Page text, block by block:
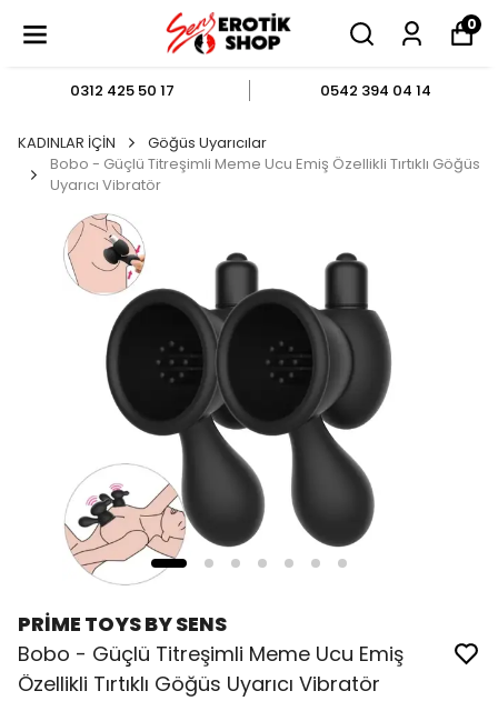
0
0312 425 50 17 0542 394 04 14
KADINLAR İÇİN
Göğüs Uyarıcılar
Bobo - Güçlü Titreşimli Meme Ucu Emiş Özellikli Tırtıklı Göğüs
Uyarıcı Vibratör
PRİME TOYS BY SENS
Bobo - Güçlü Titreşimli Meme Ucu Emiş
Özellikli Tırtıklı Göğüs Uyarıcı Vibratör